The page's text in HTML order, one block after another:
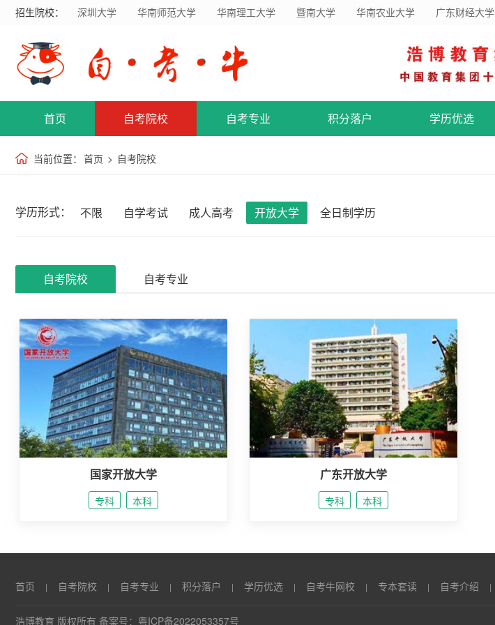
招生院校： 深圳大学 华南师范大学 华南理工大学 暨南大学 华南农业大学 广东财经大学
首页 自考院校 自考专业 积分落户 学历优选
当前位置： 首页 > 自考院校
学历形式： 不限 自学考试 成人高考 开放大学 全日制学历
自考院校 自考专业
国家开放大学
专科 本科
广东开放大学
专科 本科
首页 | 自考院校 | 自考专业 | 积分落户 | 学历优选 | 自考牛网校 | 专本套读 | 自考介绍 |
浩博教育 版权所有 备案号： 粤ICP备2022053357号